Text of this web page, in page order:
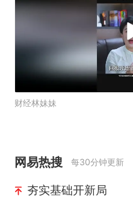
财经林妹妹
网易热搜 每30分钟更新
夯实基础开新局